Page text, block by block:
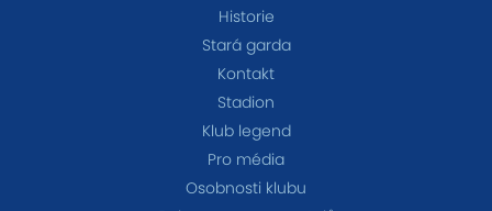
Historie
Stará garda
Kontakt
Stadion
Klub legend
Pro média
Osobnosti klubu